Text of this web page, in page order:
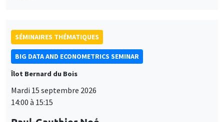
SÉMINAIRES THÉMATIQUES
BIG DATA AND ECONOMETRICS SEMINAR
Îlot Bernard du Bois
Mardi 15 septembre 2026
14:00 à 15:15